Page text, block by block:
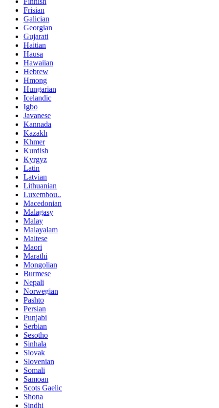
Frisian
Galician
Georgian
Gujarati
Haitian
Hausa
Hawaiian
Hebrew
Hmong
Hungarian
Icelandic
Igbo
Javanese
Kannada
Kazakh
Khmer
Kurdish
Kyrgyz
Latin
Latvian
Lithuanian
Luxembou..
Macedonian
Malagasy
Malay
Malayalam
Maltese
Maori
Marathi
Mongolian
Burmese
Nepali
Norwegian
Pashto
Persian
Punjabi
Serbian
Sesotho
Sinhala
Slovak
Slovenian
Somali
Samoan
Scots Gaelic
Shona
Sindhi